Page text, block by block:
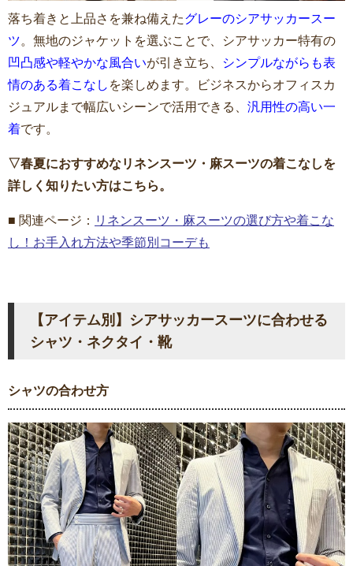
落ち着きと上品さを兼ね備えたグレーのシアサッカースー
ツ。無地のジャケットを選ぶことで、シアサッカー特有の
凹凸感や軽やかな風合いが引き立ち、
シンプルながらも表
情のある着こなし を楽しめます。ビジネスからオフィスカ
ジュアルまで幅広いシーンで活用できる、 汎用性の高い一
着です。
▽春夏におすすめなリネンスーツ・麻スーツの着こなしを
詳しく知りたい方はこちら。
■ 関連ページ： リネンスーツ・麻スーツの選び方や着こな
し！お手入れ方法や季節別コーデも
【アイテム別】シアサッカースーツに合わせる
シャツ・ネクタイ・靴
シャツの合わせ方